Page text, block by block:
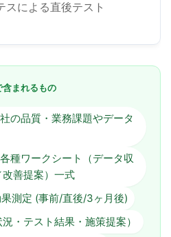
スによる直後テスト
含まれるもの
の品質・業務課題やデータ
種ワークシート（データ収
善提案）一式
測定 (事前/直後/3ヶ月後)
・テスト結果・施策提案）